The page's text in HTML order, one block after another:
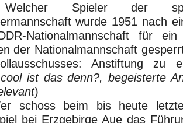
Welcher Spieler der
wurde 1951 nach
Nationalmannschaft für
der Nationalmannschaft
Anstiftung zu
ist das denn?, begeisterte
)
schoss beim bis heute
bei Erzgebirge Aue das